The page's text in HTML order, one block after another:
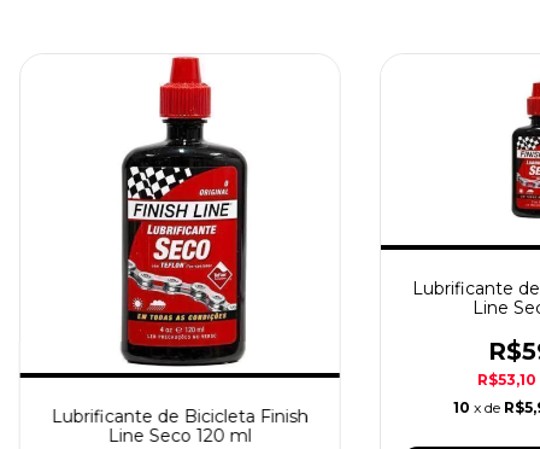
Lubrificante de Bicicleta Finish
Line Seco 120 ml
Lubrificante
Line
R$53,10
10 x de